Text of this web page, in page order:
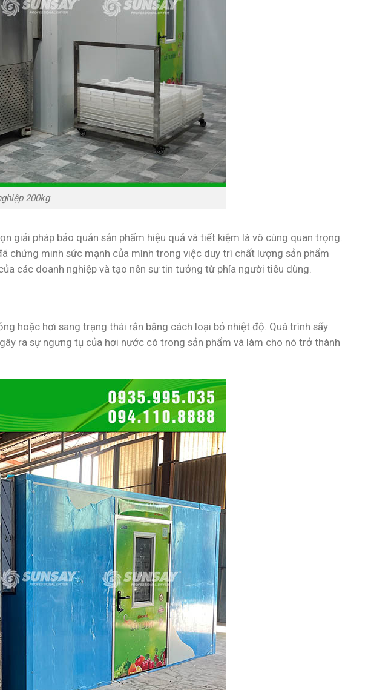
200kg
giải pháp bảo quản sản phẩm hiệu quả và tiết kiệm là vô cùng quan trọng.
chứng minh sức mạnh của mình trong việc duy trì chất lượng sản phẩm
các doanh nghiệp và tạo nên sự tin tưởng từ phía người tiêu dùng.
hoặc hơi sang trạng thái rắn bằng cách loại bỏ nhiệt độ. Quá trình sấy
ra sự ngưng tụ của hơi nước có trong sản phẩm và làm cho nó trở thành